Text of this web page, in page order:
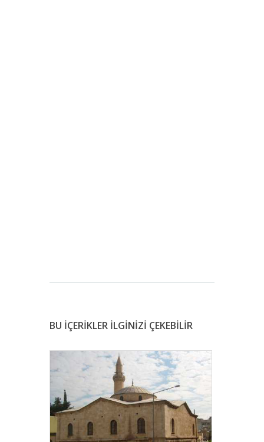
BU İÇERİKLER İLGİNİZİ ÇEKEBİLİR